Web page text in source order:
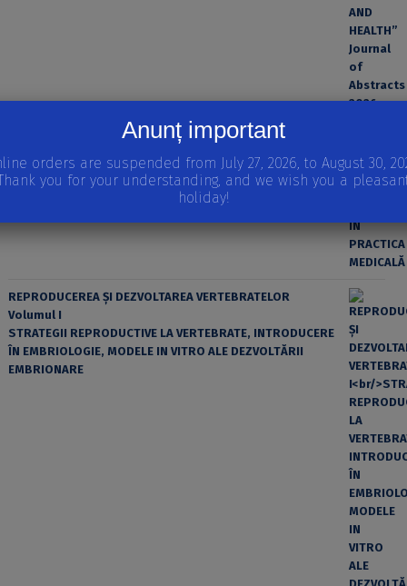
EROAREA ȘI FACTORUL UMAN ÎN PRACTICA MEDICALĂ
REPRODUCEREA ȘI DEZVOLTAREA VERTEBRATELOR
Volumul I
STRATEGII REPRODUCTIVE LA VERTEBRATE, INTRODUCERE
ÎN EMBRIOLOGIE, MODELE IN VITRO ALE DEZVOLTĂRII
EMBRIONARE
Anunț important
orders are suspended from July 27, 2026, to August 30,
you for your understanding, and we wish you a
holiday!